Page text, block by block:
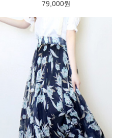
79,000원